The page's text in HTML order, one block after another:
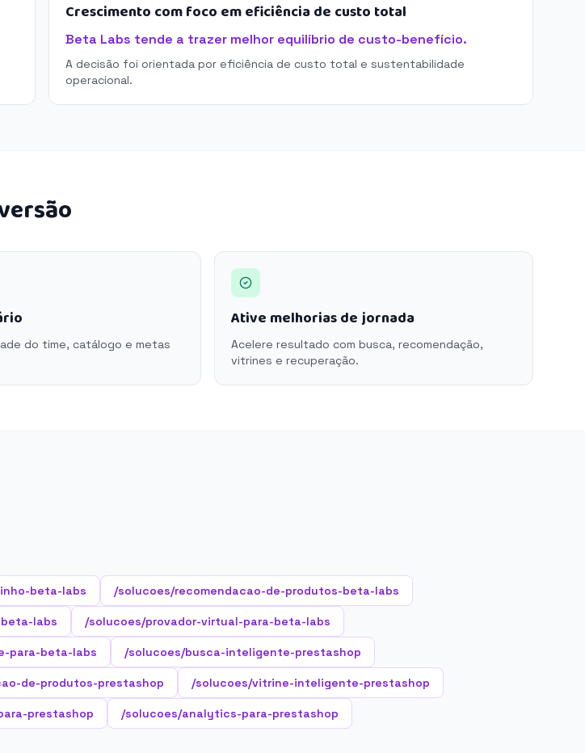
Crescimento com foco em eficiência de custo total
Beta Labs tende a trazer melhor equilíbrio de custo-benefício.
A decisão foi orientada por eficiência de custo total e sustentabilidade
operacional.
do time, catálogo e metas
Ative melhorias de jornada
Acelere resultado com busca, recomendação,
vitrines e recuperação.
beta-labs /solucoes/recomendacao-de-produtos-beta-labs
labs /solucoes/provador-virtual-para-beta-labs
para-beta-labs /solucoes/busca-inteligente-prestashop
de-produtos-prestashop /solucoes/vitrine-inteligente-prestashop
prestashop /solucoes/analytics-para-prestashop